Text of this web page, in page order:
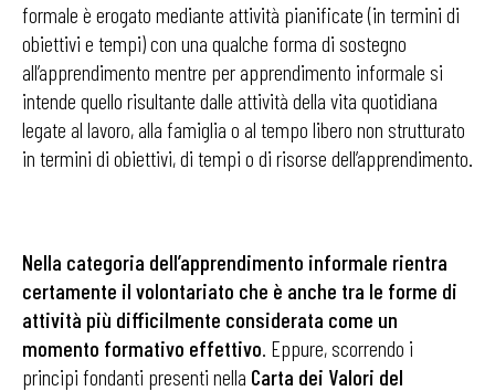
formale è erogato mediante attività pianificate (in termini di
obiettivi e tempi) con una qualche forma di sostegno
all’apprendimento mentre per apprendimento informale si
intende quello risultante dalle attività della vita quotidiana
legate al lavoro, alla famiglia o al tempo libero non strutturato
in termini di obiettivi, di tempi o di risorse dell’apprendimento.
Nella categoria dell’apprendimento informale rientra
certamente il volontariato che è anche tra le forme di
attività più difficilmente considerata come un
momento formativo effettivo. Eppure, scorrendo i
principi fondanti presenti nella Carta dei Valori del